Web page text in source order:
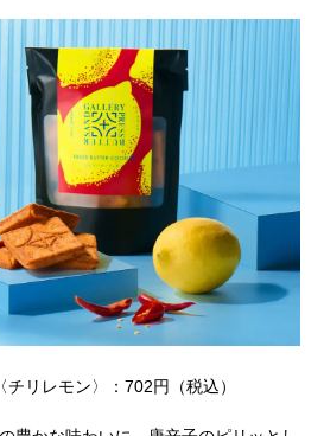
リレモン〉：702円（税込）